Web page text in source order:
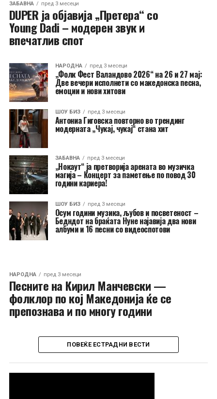
ЗАБАВНА пред 3 месеци
DUPER ја објавија „Претера“ со
Young Dadi – модерен звук и
впечатлив спот
НАРОДНА пред 3 месеци
„Фолк Фест Валандово 2026“ на 26 и 27 мај:
Две вечери исполнети со македонска песна,
емоции и нови хитови
ШОУ БИЗ пред 3 месеци
Антониа Гиговска повторно во трендинг
модерната „Чукај, чукај“ стана хит
ЗАБАВНА пред 3 месеци
„Нокаут“ ја претворија арената во музичка
магија – Концерт за паметење по повод 30
години кариера!
ШОУ БИЗ пред 3 месеци
Осум години музика, љубов и посветеност –
Бедндот на браќата Нуне најавија два нови
албуми и 16 песни со видеоспотови
НАРОДНА пред 3 месеци
Песните на Кирил Манчевски —
фолклор по кој Македонија ќе се
препознава и по многу години
ПОВЕЌЕ ЕСТРАДНИ ВЕСТИ